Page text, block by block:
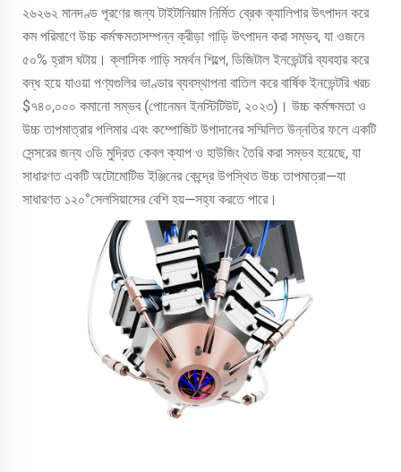
২৬২৬২ মানদণ্ড পূরণের জন্য টাইটানিয়াম নির্মিত ব্রেক ক্যালিপার উৎপাদন করে
কম পরিমাণে উচ্চ কর্মক্ষমতাসম্পন্ন ক্রীড়া গাড়ি উৎপাদন করা সম্ভব, যা ওজনে
৫০% হ্রাস ঘটায়। ক্লাসিক গাড়ি সমর্থন শিল্পে, ডিজিটাল ইনভেন্টরি ব্যবহার করে
বন্ধ হয়ে যাওয়া পণ্যগুলির ভাণ্ডার ব্যবস্থাপনা বাতিল করে বার্ষিক ইনভেন্টরি খরচ
$৭৪০,০০০ কমানো সম্ভব (পোনেমন ইনস্টিটিউট, ২০২৩)। উচ্চ কর্মক্ষমতা ও
উচ্চ তাপমাত্রার পলিমার এবং কম্পোজিট উপাদানের সম্মিলিত উন্নতির ফলে একটি
সেন্সরের জন্য ৩ডি মুদ্রিত কেবল ক্যাপ ও হাউজিং তৈরি করা সম্ভব হয়েছে, যা
সাধারণত একটি অটোমোটিভ ইঞ্জিনের কেন্দ্রে উপস্থিত উচ্চ তাপমাত্রা—যা
সাধারণত ১২০°সেলসিয়াসের বেশি হয়—সহ্য করতে পারে।